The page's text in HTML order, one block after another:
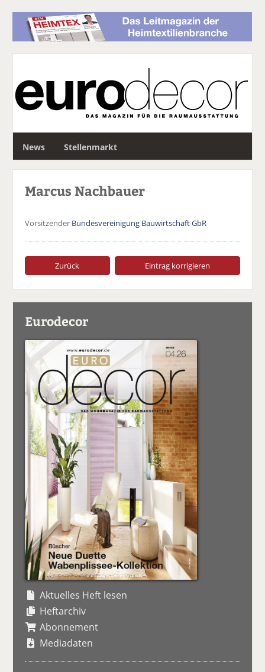
News Stellenmarkt
c
Marcus Nachbauer
Vorsitzender Bundesvereinigung Bauwirtschaft GbR
Zurück Eintrag korrigieren
Eurodecor
Aktuelles Heft lesen
Heftarchiv
Abonnement
Mediadaten